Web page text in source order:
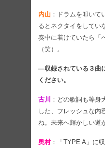
内山 ：ドラムを叩いて
るとネクタイをしてい
奏中に着けていたら「
（笑）。
―収録されている３曲
ください。
古川
：どの歌詞も等身
した、フレッシュな内
ね。未来へ輝かしい道
奥村：「TYPE A」に